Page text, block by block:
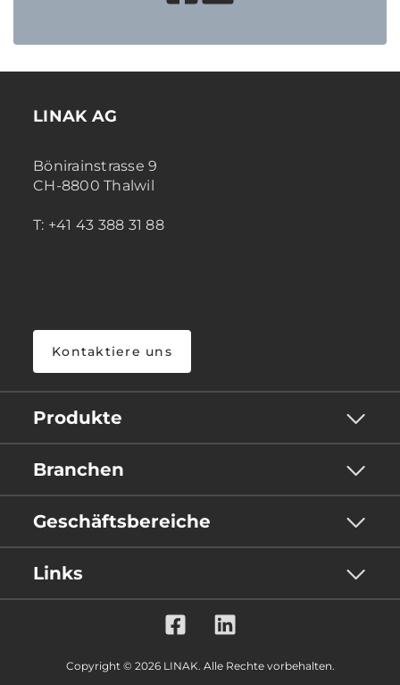
LINAK AG
Bönirainstrasse 9
CH-8800 Thalwil
T: +41 43 388 31 88
Kontaktiere uns
Produkte
Branchen
Geschäftsbereiche
Links
Copyright © 2026 LINAK. Alle Rechte vorbehalten.